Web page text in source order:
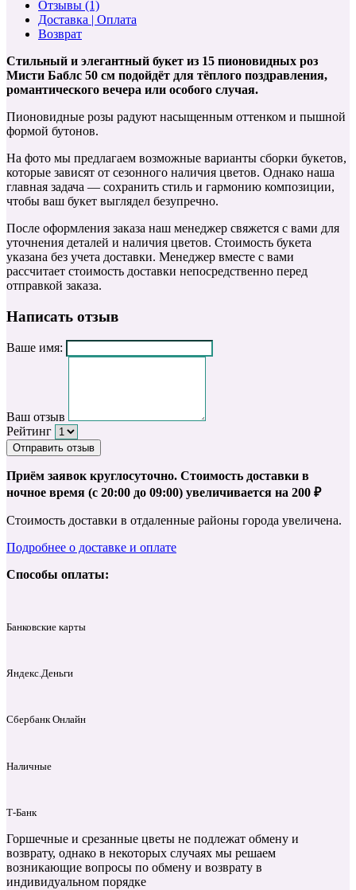
Отзывы (1)
Доставка | Оплата
Возврат
Стильный и элегантный букет из 15 пионовидных роз
Мисти Баблс 50 см подойдёт для тёплого поздравления,
романтического вечера или особого случая.
Пионовидные розы радуют насыщенным оттенком и пышной
формой бутонов.
На фото мы предлагаем возможные варианты сборки букетов,
которые зависят от сезонного наличия цветов. Однако наша
главная задача — сохранить стиль и гармонию композиции,
чтобы ваш букет выглядел безупречно.
После оформления заказа наш менеджер свяжется с вами для
уточнения деталей и наличия цветов. Стоимость букета
указана без учета доставки. Менеджер вместе с вами
рассчитает стоимость доставки непосредственно перед
отправкой заказа.
Написать отзыв
Ваше имя:
Ваш отзыв
Рейтинг
Отправить отзыв
Приём заявок круглосуточно. Стоимость доставки в
ночное время (с 20:00 до 09:00) увеличивается на 200 ₽
Стоимость доставки в отдаленные районы города увеличена.
Подробнее о доставке и оплате
Способы оплаты:
Банковские карты
Яндекс.Деньги
Сбербанк Онлайн
Наличные
Т‑Банк
Горшечные и срезанные цветы не подлежат обмену и
возврату, однако в некоторых случаях мы решаем
возникающие вопросы по обмену и возврату в
индивидуальном порядке